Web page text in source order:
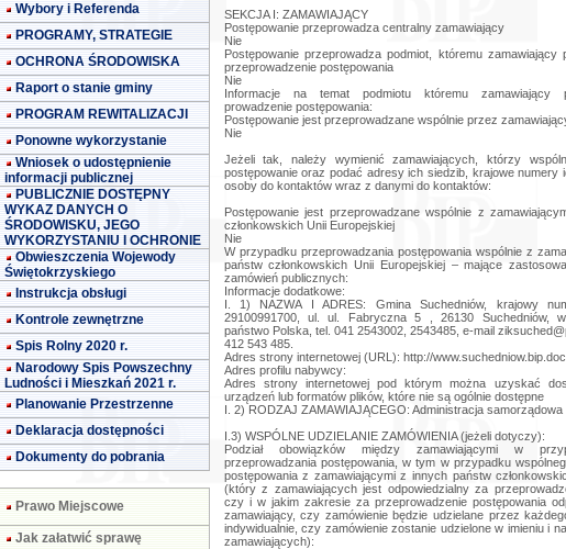
Wybory i Referenda
PROGRAMY, STRATEGIE
OCHRONA ŚRODOWISKA
Raport o stanie gminy
PROGRAM REWITALIZACJI
Ponowne wykorzystanie
Wniosek o udostępnienie
informacji publicznej
PUBLICZNIE DOSTĘPNY
WYKAZ DANYCH O
ŚRODOWISKU, JEGO
WYKORZYSTANIU I OCHRONIE
Obwieszczenia Wojewody
Świętokrzyskiego
Instrukcja obsługi
Kontrole zewnętrzne
Spis Rolny 2020 r.
Narodowy Spis Powszechny
Ludności i Mieszkań 2021 r.
Planowanie Przestrzenne
Deklaracja dostępności
Dokumenty do pobrania
Prawo Miejscowe
Jak załatwić sprawę
SEKCJA I: ZAMAWIAJĄCY
Postępowanie przeprowadza centralny zamawiający
Nie
Postępowanie przeprowadza podmiot, któremu zamawiający
przeprowadzenie postępowania
Nie
Informacje na temat podmiotu któremu zamawiający
prowadzenie postępowania:
Postępowanie jest przeprowadzane wspólnie przez
Nie
Jeżeli tak, należy wymienić zamawiających, którzy
postępowanie oraz podać adresy ich siedzib, krajowe numery
osoby do kontaktów wraz z danymi do kontaktów:
Postępowanie jest przeprowadzane wspólnie z
członkowskich Unii Europejskiej
Nie
W przypadku przeprowadzania postępowania wspólnie z
państw członkowskich Unii Europejskiej – mające
zamówień publicznych:
Informacje dodatkowe:
I. 1) NAZWA I ADRES: Gmina Suchedniów, krajowy
29100991700, ul. ul. Fabryczna 5 , 26130 Suchedniów,
państwo Polska, tel. 041 2543002, 2543485, e-mail
412 543 485.
Adres strony internetowej (URL): http://
Adres profilu nabywcy:
Adres strony internetowej pod którym można uzyskać
urządzeń lub formatów plików, które nie są ogólnie dostępne
I. 2) RODZAJ ZAMAWIAJĄCEGO: Administracja samorządowa
I.3) WSPÓLNE UDZIELANIE ZAMÓWIENIA (jeżeli dotyczy):
Podział obowiązków między zamawiającymi w
przeprowadzania postępowania, w tym w przypadku
postępowania z zamawiającymi z innych państw
(który z zamawiających jest odpowiedzialny za
czy i w jakim zakresie za przeprowadzenie postępowania
zamawiający, czy zamówienie będzie udzielane przez
indywidualnie, czy zamówienie zostanie udzielone w imieniu i
zamawiających):